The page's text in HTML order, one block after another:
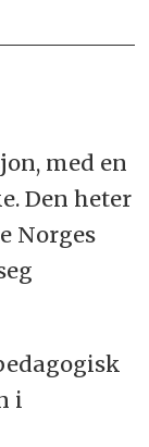
med en
Den heter
Norges
i